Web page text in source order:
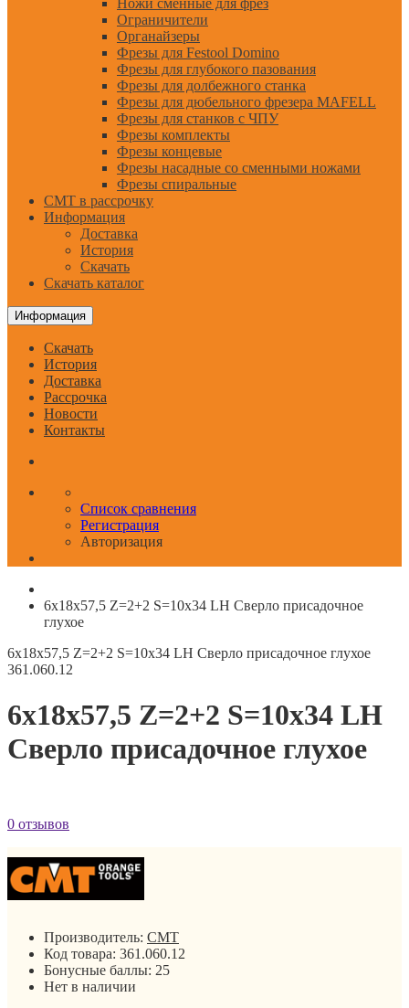
Ножи сменные для фрез
Ограничители
Органайзеры
Фрезы для Festool Domino
Фрезы для глубокого пазования
Фрезы для долбежного станка
Фрезы для дюбельного фрезера MAFELL
Фрезы для станков с ЧПУ
Фрезы комплекты
Фрезы концевые
Фрезы насадные со сменными ножами
Фрезы спиральные
CMT в рассрочку
Информация
Доставка
История
Скачать
Скачать каталог
Информация
Скачать
История
Доставка
Рассрочка
Новости
Контакты
Список сравнения
Регистрация
Авторизация
6x18x57,5 Z=2+2 S=10x34 LH Сверло присадочное
глухое
6x18x57,5 Z=2+2 S=10x34 LH Сверло присадочное глухое
361.060.12
6x18x57,5 Z=2+2 S=10x34 LH
Сверло присадочное глухое
0 отзывов
Производитель: CMT
Код товара: 361.060.12
Бонусные баллы: 25
Нет в наличии